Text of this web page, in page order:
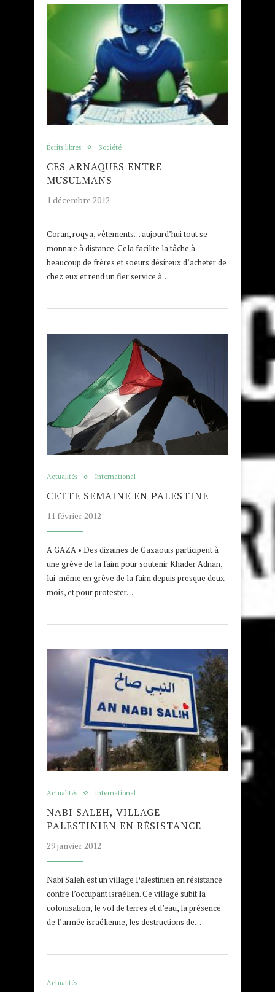
Écrits libres Société
CES ARNAQUES ENTRE
MUSULMANS
1 décembre 2012
Coran, roqya, vêtements… aujourd’hui tout se
monnaie à distance. Cela facilite la tâche à
beaucoup de frères et soeurs désireux d’acheter de
chez eux et rend un fier service à…
Actualités International
CETTE SEMAINE EN PALESTINE
11 février 2012
A GAZA • Des dizaines de Gazaouis participent à
une grève de la faim pour soutenir Khader Adnan,
lui-même en grève de la faim depuis presque deux
mois, et pour protester…
Actualités International
NABI SALEH, VILLAGE
PALESTINIEN EN RÉSISTANCE
29 janvier 2012
Nabi Saleh est un village Palestinien en résistance
contre l’occupant israélien. Ce village subit la
colonisation, le vol de terres et d’eau, la présence
de l’armée israélienne, les destructions de…
Actualités